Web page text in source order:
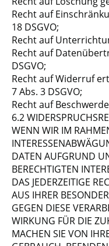
Recht auf
18 DSGVO;
Recht auf
Recht auf
DSGVO;
Recht auf Widerruf
7 Abs. 3 DSGVO;
Recht auf
6.2
WENN WIR IM
DATEN AUFGRUND
BERECHTIGTEN
DAS JEDERZEITIGE
AUS IHRER
GEGEN DIESE
WIRKUNG FÜR DIE
MACHEN SIE VON